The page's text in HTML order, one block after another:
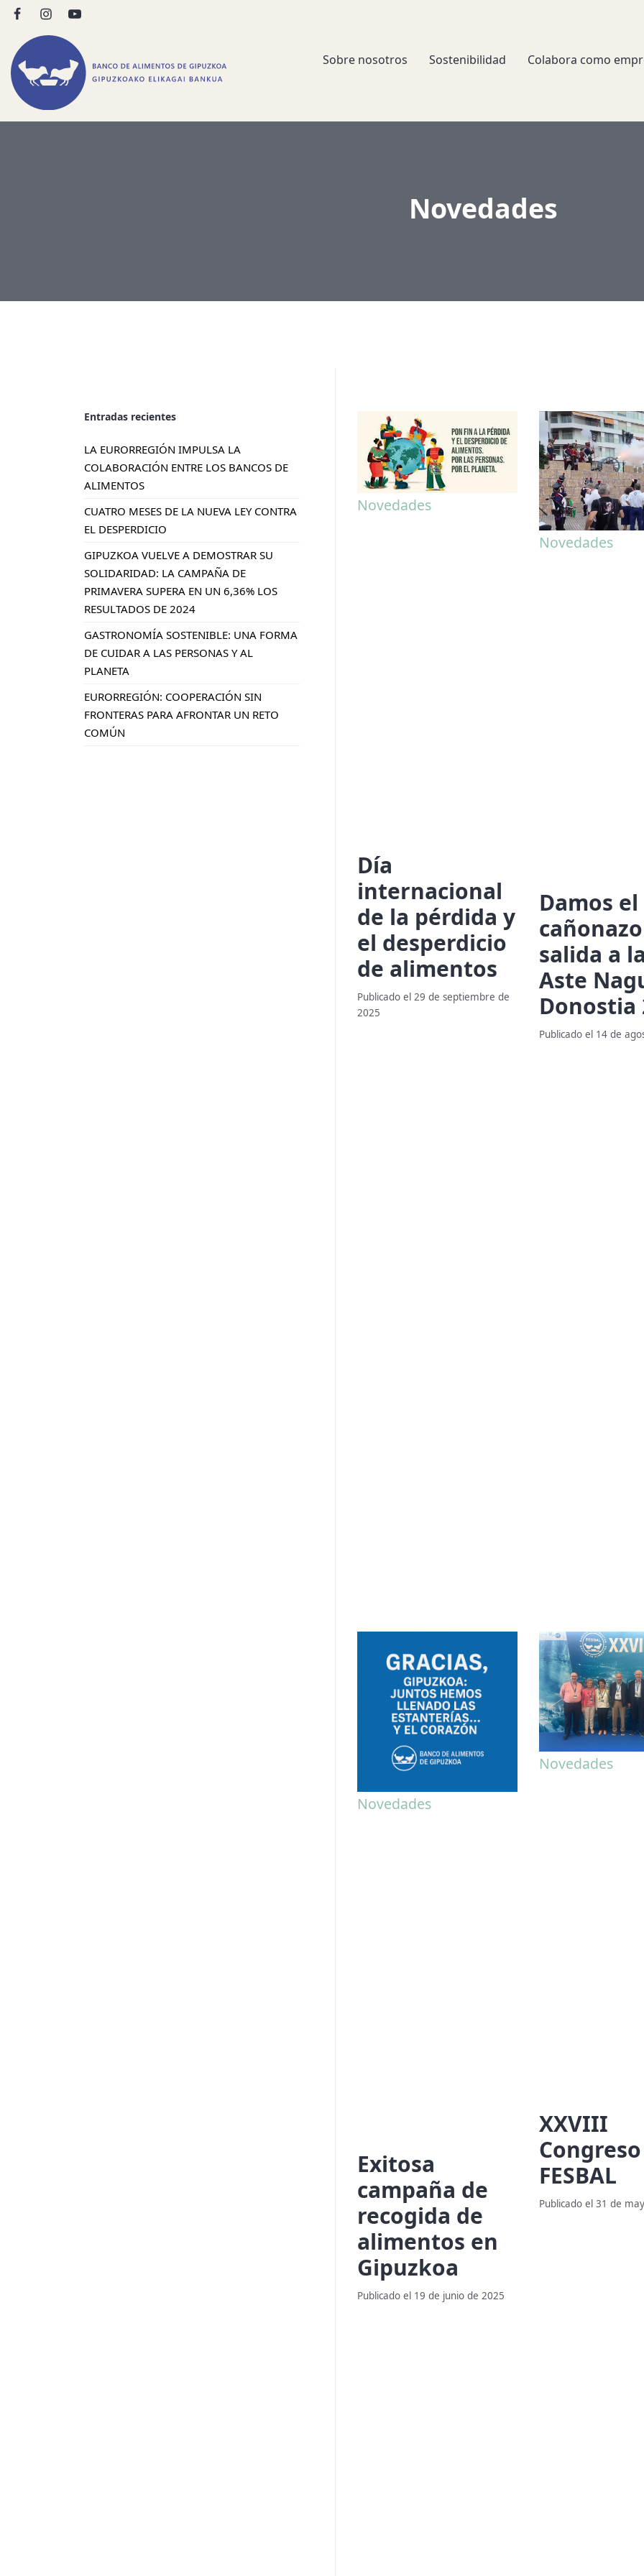
Sobre nosotros Sostenibilidad Colabora como
Novedades
Novedades
Día
internacional
de la pérdida y
el desperdicio
de alimentos
Publicado el 29 de septiembre de
2025
Novedades
Damos el
salida a
Aste
Donostia
Publicado el 14 de
Novedades
Exitosa
campaña de
recogida de
alimentos en
Gipuzkoa
Publicado el 19 de junio de 2025
Novedades
XXVIII
FESBAL
Publicado el 31 de
Entradas recientes
LA EURORREGIÓN IMPULSA LA
COLABORACIÓN ENTRE LOS BANCOS DE
ALIMENTOS
CUATRO MESES DE LA NUEVA LEY CONTRA
EL DESPERDICIO
GIPUZKOA VUELVE A DEMOSTRAR SU
SOLIDARIDAD: LA CAMPAÑA DE
PRIMAVERA SUPERA EN UN 6,36% LOS
RESULTADOS DE 2024
GASTRONOMÍA SOSTENIBLE: UNA FORMA
DE CUIDAR A LAS PERSONAS Y AL
PLANETA
EURORREGIÓN: COOPERACIÓN SIN
FRONTERAS PARA AFRONTAR UN RETO
COMÚN